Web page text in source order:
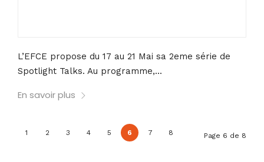
L’EFCE propose du 17 au 21 Mai sa 2eme série de
Spotlight Talks. Au programme,...
En savoir plus
1 2 3 4 5 6 7 8 Page 6 de 8